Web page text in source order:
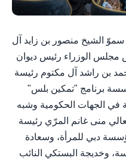
حرم سموّ الشيخ منصور بن زايد آل
مجلس الوزراء رئيس ديوان
بن راشد آل مكتوم رئيسة
برنامج "تمكين بلس"
في الجهات الحكومية وشبه
منى غانم المرّي رئيسة
دبي للمرأة، وسعادة
وخديجة البستكي النائب